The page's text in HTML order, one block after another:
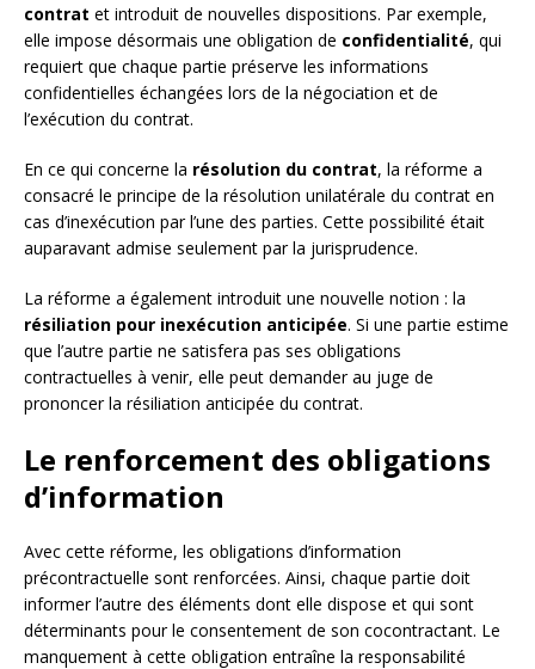
contrat et introduit de nouvelles dispositions. Par exemple,
elle impose désormais une obligation de confidentialité, qui
requiert que chaque partie préserve les informations
confidentielles échangées lors de la négociation et de
l’exécution du contrat.
En ce qui concerne la résolution du contrat, la réforme a
consacré le principe de la résolution unilatérale du contrat en
cas d’inexécution par l’une des parties. Cette possibilité était
auparavant admise seulement par la jurisprudence.
La réforme a également introduit une nouvelle notion : la
résiliation pour inexécution anticipée. Si une partie estime
que l’autre partie ne satisfera pas ses obligations
contractuelles à venir, elle peut demander au juge de
prononcer la résiliation anticipée du contrat.
Le renforcement des obligations
d’information
Avec cette réforme, les obligations d’information
précontractuelle sont renforcées. Ainsi, chaque partie doit
informer l’autre des éléments dont elle dispose et qui sont
déterminants pour le consentement de son cocontractant. Le
manquement à cette obligation entraîne la responsabilité